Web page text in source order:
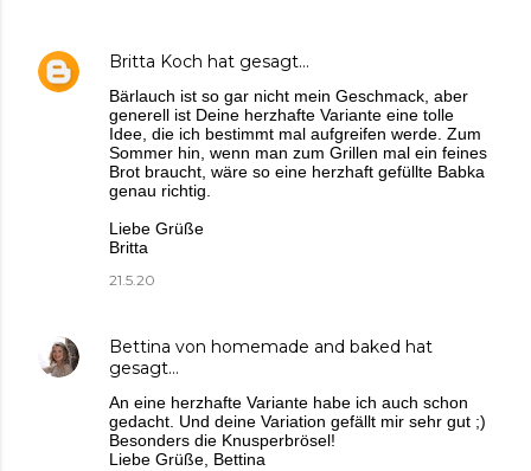
Britta Koch hat gesagt…
Bärlauch ist so gar nicht mein Geschmack, aber
generell ist Deine herzhafte Variante eine tolle
Idee, die ich bestimmt mal aufgreifen werde. Zum
Sommer hin, wenn man zum Grillen mal ein feines
Brot braucht, wäre so eine herzhaft gefüllte Babka
genau richtig.
Liebe Grüße
Britta
21.5.20
Bettina von homemade and baked hat
gesagt…
An eine herzhafte Variante habe ich auch schon
gedacht. Und deine Variation gefällt mir sehr gut ;)
Besonders die Knusperbrösel!
Liebe Grüße, Bettina